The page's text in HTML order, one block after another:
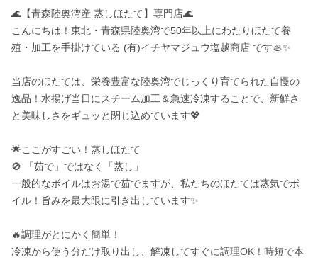
🌊【青森陸奥湾産 蒸しほたて】専門店🌊
こんにちは！東北・青森県陸奥湾で50年以上にわたりほたて養
殖・加工を手掛けている (有)イチヤマジュウ塩越商店 です🦪✨
当店のほたては、栄養豊富な陸奥湾でじっくり育てられた自慢の
逸品！水揚げ当日にスチーム加工＆急速冷凍することで、新鮮さ
と美味しさをギュッと閉じ込めています💖
🌟ここがすごい！蒸しほたて
🚫 「茹で」ではなく「蒸し」
一般的なボイルはお湯で茹でますが、私たちのほたては蒸気でボ
イル！旨みを最大限に引き出しています✨
🔥調理がとにかく簡単！
冷凍から使う分だけ取り出し、解凍してすぐに調理OK！時短で本